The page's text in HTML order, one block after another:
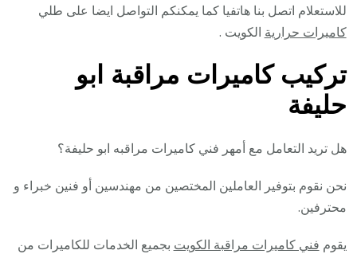
للاستعلام اتصل بنا هاتفيا كما يمكنكم التواصل ايضا على طلي
كاميرات حرارية الكويت .
تركيب كاميرات مراقبة ابو
حليفة
هل تريد التعامل مع أمهر فني كاميرات مراقبه ابو حليفة؟
نحن نقوم بتوفير العاملين المختصين من مهندسين أو فنين خبراء و
محترفين.
يقوم فني كاميرات مراقبة الكويت بجميع الخدمات للكاميرات من